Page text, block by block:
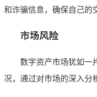
和诈骗信息，确保自己的
市场风险
数字资产市场犹如一
况，通过对市场的深入分